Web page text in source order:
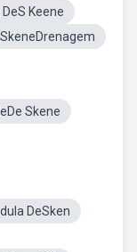
Keene
Skene
DeSken